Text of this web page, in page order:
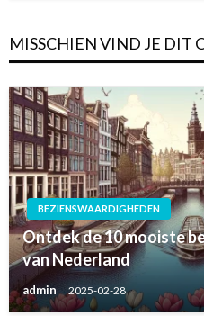
MISSCHIEN VIND JE DIT
BEZIENSWAARDIGHEDEN
Ontdek de 10 mooiste
van Nederland
admin 2025-02-28